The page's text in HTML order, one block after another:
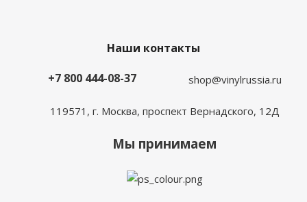
Наши контакты
+7 800 444-08-37
shop@vinylrussia.ru
119571, г. Москва, проспект Вернадского, 12Д
Мы принимаем